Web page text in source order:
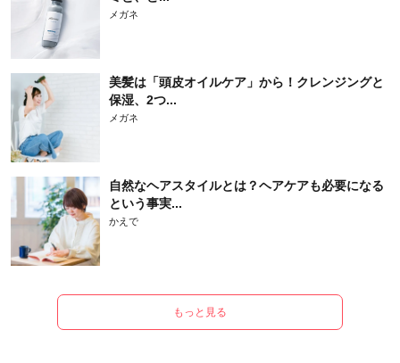
メガネ
美髪は「頭皮オイルケア」から！クレンジングと
保湿、2つ...
メガネ
自然なヘアスタイルとは？ヘアケアも必要になる
という事実...
かえで
もっと見る